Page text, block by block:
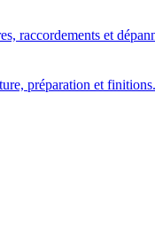
raccordements et
préparation et finitions.